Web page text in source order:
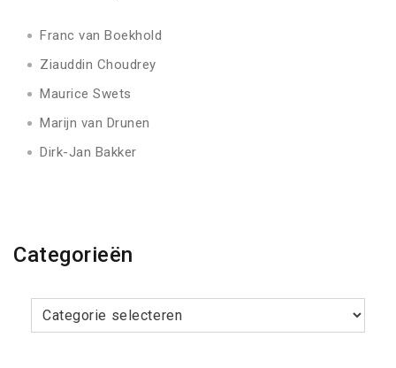
Franc van Boekhold
Ziauddin Choudrey
Maurice Swets
Marijn van Drunen
Dirk-Jan Bakker
Categorieën
Categorieën